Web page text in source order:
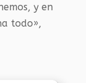
y en
todo»,